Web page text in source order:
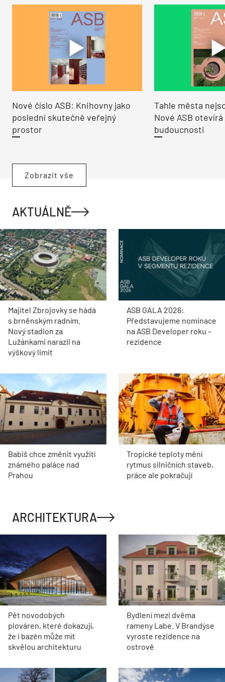
Nové číslo ASB: Knihovny jako
poslední skutečně veřejný
prostor
Tahle města
Nové ASB
budoucnosti
Zobrazit vše
AKTUÁLNĚ
Majitel Zbrojovky se hádá
s brněnským radním.
Nový stadion za
Lužánkami narazil na
výškový limit
ASB GALA 2026:
Představujeme nominace
na ASB Developer roku –
rezidence
Babiš chce změnit využití
známého paláce nad
Prahou
Tropické teploty mění
rytmus silničních staveb,
práce ale pokračují
ARCHITEKTURA
Pět novodobých
plováren, které dokazují,
že i bazén může mít
skvělou architekturu
Bydlení mezi dvěma
rameny Labe. V Brandýse
vyroste rezidence na
ostrově